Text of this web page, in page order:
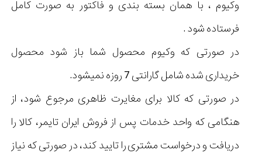
وکیوم ، با همان بسته بندی و فاکتور به صورت کامل
فرستاده شود .
در صورتی که وکیوم محصول شما باز شود محصول
خریداری شده شامل گارانتی 7 روزه نمیشود.
در صورتی که کالا برای مغایرت ظاهری مرجوع شود، از
هنگامی که واحد خدمات پس از فروش ایران تایمر، کالا را
دریافت و درخواست مشتری را تایید کند، در صورتی که نیاز